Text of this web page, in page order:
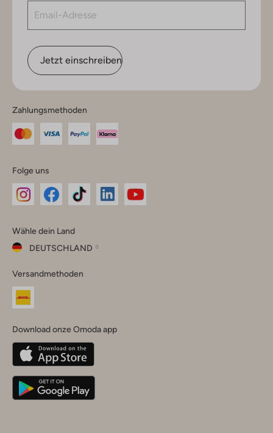
Jetzt einschreiben
Zahlungsmethoden
Folge uns
Instagram
Facebook
TikTok
Wähle dein Land
DEUTSCHLAND
dein
Land
Belgique(Français)
Deutschland
Versandmethoden
Download onze Omoda app